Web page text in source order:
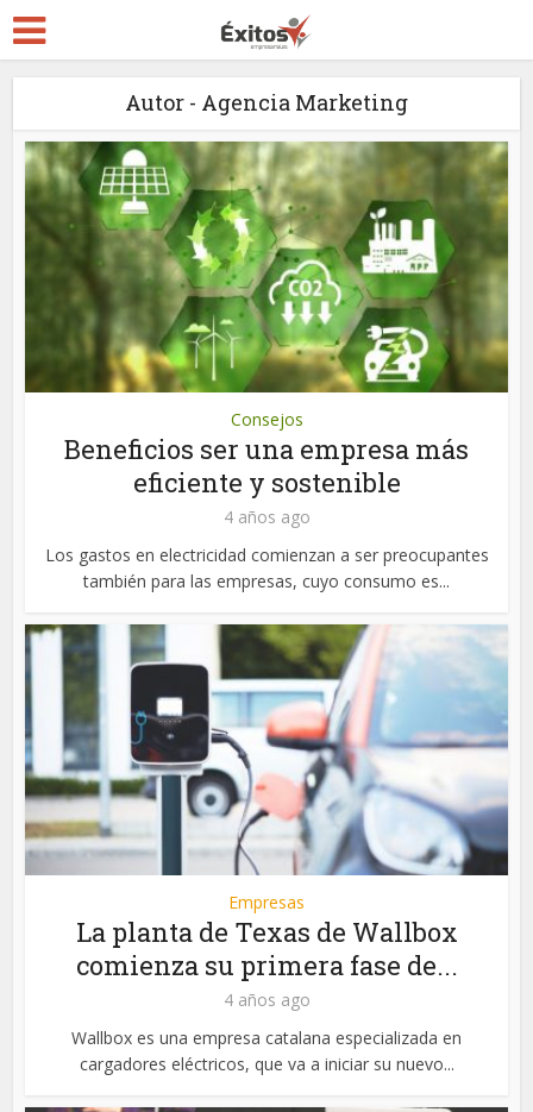
Autor - Agencia Marketing
Consejos
Beneficios ser una empresa más
eficiente y sostenible
4 años ago
Los gastos en electricidad comienzan a ser preocupantes
también para las empresas, cuyo consumo es...
Empresas
La planta de Texas de Wallbox
comienza su primera fase de...
4 años ago
Wallbox es una empresa catalana especializada en
cargadores eléctricos, que va a iniciar su nuevo...